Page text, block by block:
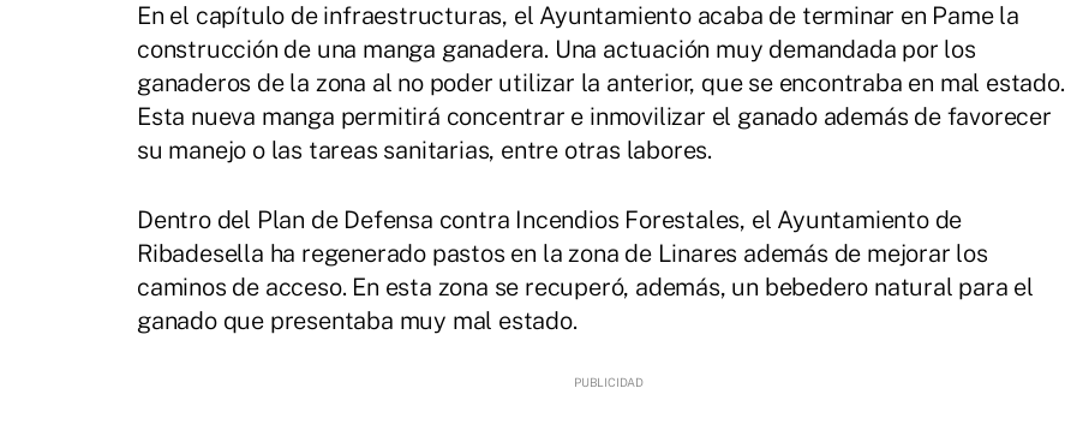
En el capítulo de infraestructuras, el Ayuntamiento acaba de terminar en Pame la
construcción de una manga ganadera. Una actuación muy demandada por los
ganaderos de la zona al no poder utilizar la anterior, que se encontraba en mal estado.
Esta nueva manga permitirá concentrar e inmovilizar el ganado además de favorecer
su manejo o las tareas sanitarias, entre otras labores.
Dentro del Plan de Defensa contra Incendios Forestales, el Ayuntamiento de
Ribadesella ha regenerado pastos en la zona de Linares además de mejorar los
caminos de acceso. En esta zona se recuperó, además, un bebedero natural para el
ganado que presentaba muy mal estado.